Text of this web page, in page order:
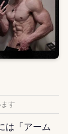
す
は「アーム